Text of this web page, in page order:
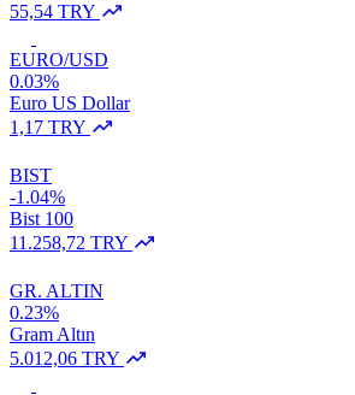
55,54 TRY
EURO/USD
0.03%
Euro US Dollar
1,17 TRY
BIST
-1.04%
Bist 100
11.258,72 TRY
GR. ALTIN
0.23%
Gram Altın
5.012,06 TRY